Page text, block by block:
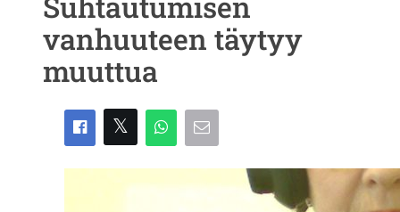
vanhuuteen täytyy
muuttua